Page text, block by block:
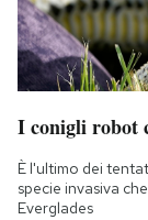
I conigli robot
È l'ultimo dei
specie invasiva
Everglades